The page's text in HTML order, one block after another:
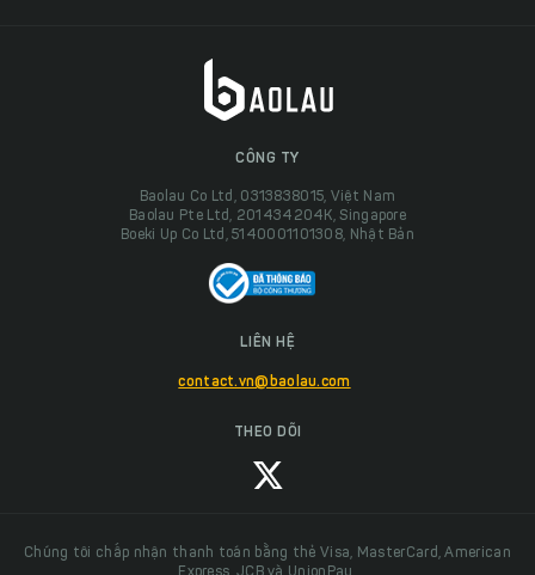
CÔNG TY
Baolau Co Ltd, 0313838015, Việt Nam
Baolau Pte Ltd, 201434204K, Singapore
Boeki Up Co Ltd, 5140001101308, Nhật Bản
LIÊN HỆ
contact.vn@baolau.com
THEO DÕI
Chúng tôi chấp nhận thanh toán bằng thẻ Visa, MasterCard, American